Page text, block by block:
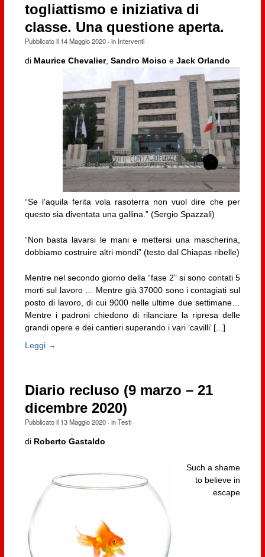
togliattismo e iniziativa di
classe. Una questione aperta.
Pubblicato il 14 Maggio 2020· in Interventi·
di Maurice Chevalier, Sandro Moiso e Jack Orlando
“Se l’aquila ferita vola rasoterra non vuol dire che per
questo sia diventata una gallina.” (Sergio Spazzali)
“Non basta lavarsi le mani e mettersi una mascherina,
dobbiamo costruire altri mondi” (testo dal Chiapas ribelle)
Mentre nel secondo giorno della “fase 2” si sono contati 5
morti sul lavoro … Mentre già 37000 sono i contagiati sul
posto di lavoro, di cui 9000 nelle ultime due settimane…
Mentre i padroni chiedono di rilanciare la ripresa delle
grandi opere e dei cantieri superando i vari ‘cavilli’ [...]
Leggi →
Diario recluso (9 marzo – 21
dicembre 2020)
Pubblicato il 13 Maggio 2020· inTesti·
di Roberto Gastaldo
Such a shame
to believe in
escape